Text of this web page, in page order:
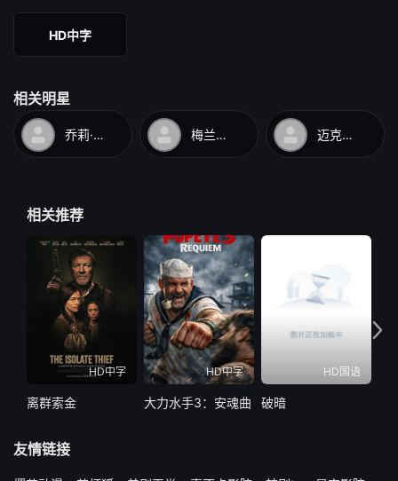
HD中字
相关明星
乔莉·理查德森 梅兰尼·格里菲斯 迈克尔·道格拉斯
相关推荐
HD中字
离群索金
HD中字
大力水手3：安魂曲
HD国语
破暗
友情链接